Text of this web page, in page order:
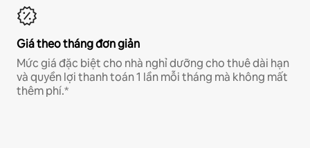
Giá theo tháng đơn giản
Mức giá đặc biệt cho nhà nghỉ dưỡng cho thuê dài hạn
và quyền lợi thanh toán 1 lần mỗi tháng mà không mất
thêm phí.*